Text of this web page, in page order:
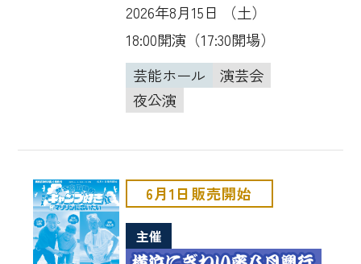
2026年8月15日 （土）
18:00開演（17:30開場）
芸能ホール
演芸会
夜公演
6月1日販売開始
主催